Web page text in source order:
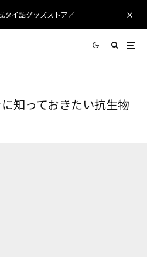
タイ語グッズストア／
知っておきたい抗生物